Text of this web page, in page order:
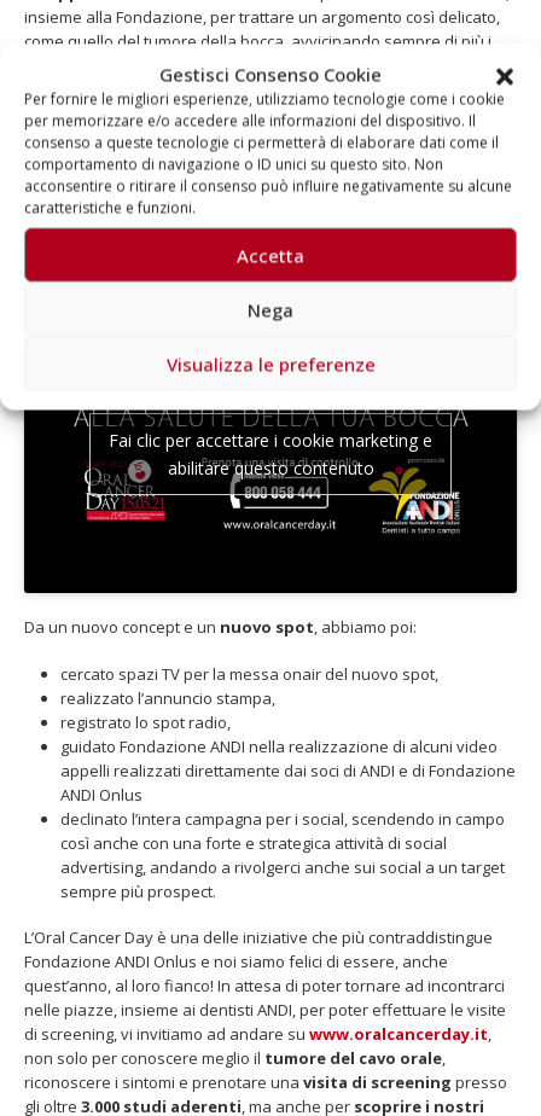
Gestisci Consenso Cookie
Per fornire le migliori esperienze, utilizziamo tecnologie come i cookie
per memorizzare e/o accedere alle informazioni del dispositivo. Il
consenso a queste tecnologie ci permetterà di elaborare dati come il
comportamento di navigazione o ID unici su questo sito. Non
acconsentire o ritirare il consenso può influire negativamente su alcune
caratteristiche e funzioni.
Accetta
Nega
Visualizza le preferenze
insieme alla Fondazione, per trattare un argomento così delicato,
come quello del tumore della bocca, avvicinando sempre di più i
cittadini alla tematica. Per questo nuovo capitolo della storia
dell’Oral Cancer Day,abbiamo attivato le menti creative e
strategiche dei nostri consulentiinterni del digital, della
comunicazione e della grafica e dei nostripartner esterni.
Guest star? Mr Piccolino e Lady Wanda, i personaggi diJacopo
Tealdi– l’artista simbolo dell’
mani– protagonisti del nuovo spot e della nuova creatività
dell’Oral Cancer Day, che diventano così i
dellanuova comunicazione.
Fai clic per accettare i cookie marketing e
abilitare questo contenuto
Da un nuovo concept e un nuovo spot, abbiamo poi:
cercato spazi TV per la messa onair del nuovo spot,
realizzato l’annuncio stampa,
registrato lo spot radio,
guidato Fondazione ANDI nella realizzazione di alcuni video
appelli realizzati direttamente dai soci di ANDI e di Fondazione
ANDI Onlus
declinato l’intera campagna per i social, scendendo in campo
così anche con una forte e strategica attività di social
advertising, andando a rivolgerci anche sui social a un target
sempre più prospect.
L’Oral Cancer Day è una delle iniziative che più contraddistingue
Fondazione ANDI Onlus e noi siamo felici di essere, anche
quest’anno, al loro fianco! In attesa di poter tornare ad incontrarci
nelle piazze, insieme ai dentisti ANDI, per poter effettuare le visite
di screening, vi invitiamo ad andare su www.oralcancerday.it,
non solo per conoscere meglio il tumore del cavo orale,
riconoscere i sintomi e prenotare una visita di screening presso
gli oltre 3.000 studi aderenti, ma anche per scoprire i nostri